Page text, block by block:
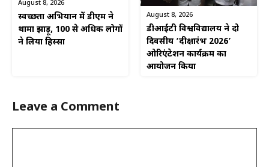
August 8, 2026
स्वच्छता अभियान में डीएम ने
थामा झाड़ू, 100 से अधिक लोगों
ने लिया हिस्सा
August 8, 2026
डीआईटी विश्वविद्यालय ने दो
दिवसीय ‘दीक्षारंभ 2026’
ओरिएंटेशन कार्यक्रम का
आयोजन किया
Leave a Comment